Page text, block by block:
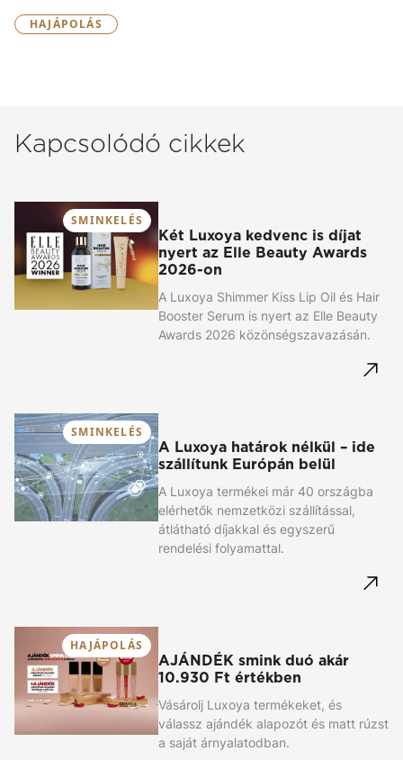
HAJÁPOLÁS
Kapcsolódó cikkek
SMINKELÉS
Két Luxoya kedvenc is díjat
nyert az Elle Beauty Awards
2026-on
A Luxoya Shimmer Kiss Lip Oil és Hair
Booster Serum is nyert az Elle Beauty
Awards 2026 közönségszavazásán.
SMINKELÉS
A Luxoya határok nélkül – ide
szállítunk Európán belül
A Luxoya termékei már 40 országba
elérhetők nemzetközi szállítással,
átlátható díjakkal és egyszerű
rendelési folyamattal.
HAJÁPOLÁS
AJÁNDÉK smink duó akár
10.930 Ft értékben
Vásárolj Luxoya termékeket, és
válassz ajándék alapozót és matt rúzst
a saját árnyalatodban.